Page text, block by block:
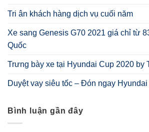
Tri ân khách hàng dịch vụ cuối năm
Xe sang Genesis G70 2021 giá chỉ từ
Quốc
Trưng bày xe tại Hyundai Cup 2020 by
Duyệt vay siêu tốc – Đón ngay Hyundai
Bình luận gần đây